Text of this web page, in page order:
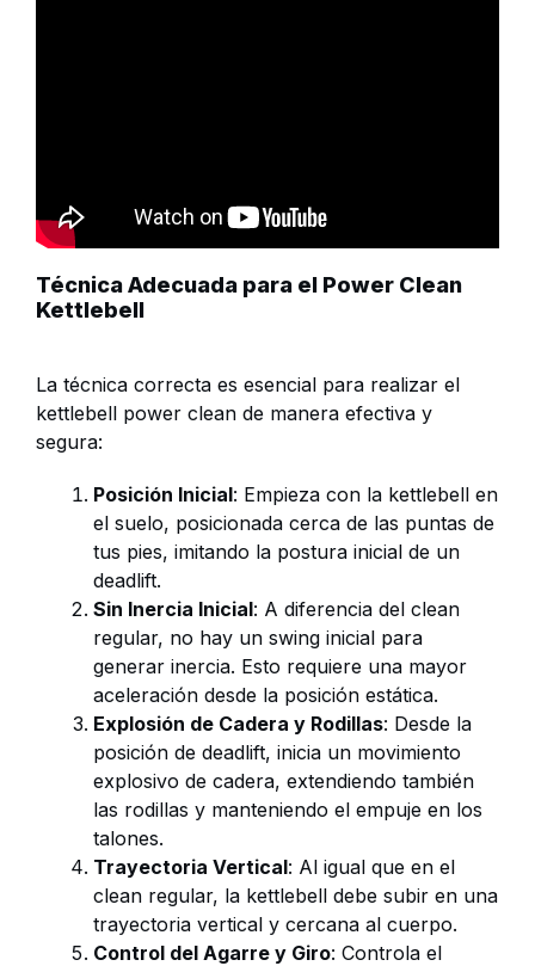
Técnica Adecuada para el Power Clean
Kettlebell
La técnica correcta es esencial para realizar el
kettlebell power clean de manera efectiva y
segura:
Posición Inicial: Empieza con la kettlebell en
el suelo, posicionada cerca de las puntas de
tus pies, imitando la postura inicial de un
deadlift.
Sin Inercia Inicial: A diferencia del clean
regular, no hay un swing inicial para
generar inercia. Esto requiere una mayor
aceleración desde la posición estática.
Explosión de Cadera y Rodillas: Desde la
posición de deadlift, inicia un movimiento
explosivo de cadera, extendiendo también
las rodillas y manteniendo el empuje en los
talones.
Trayectoria Vertical: Al igual que en el
clean regular, la kettlebell debe subir en una
trayectoria vertical y cercana al cuerpo.
Control del Agarre y Giro: Controla el